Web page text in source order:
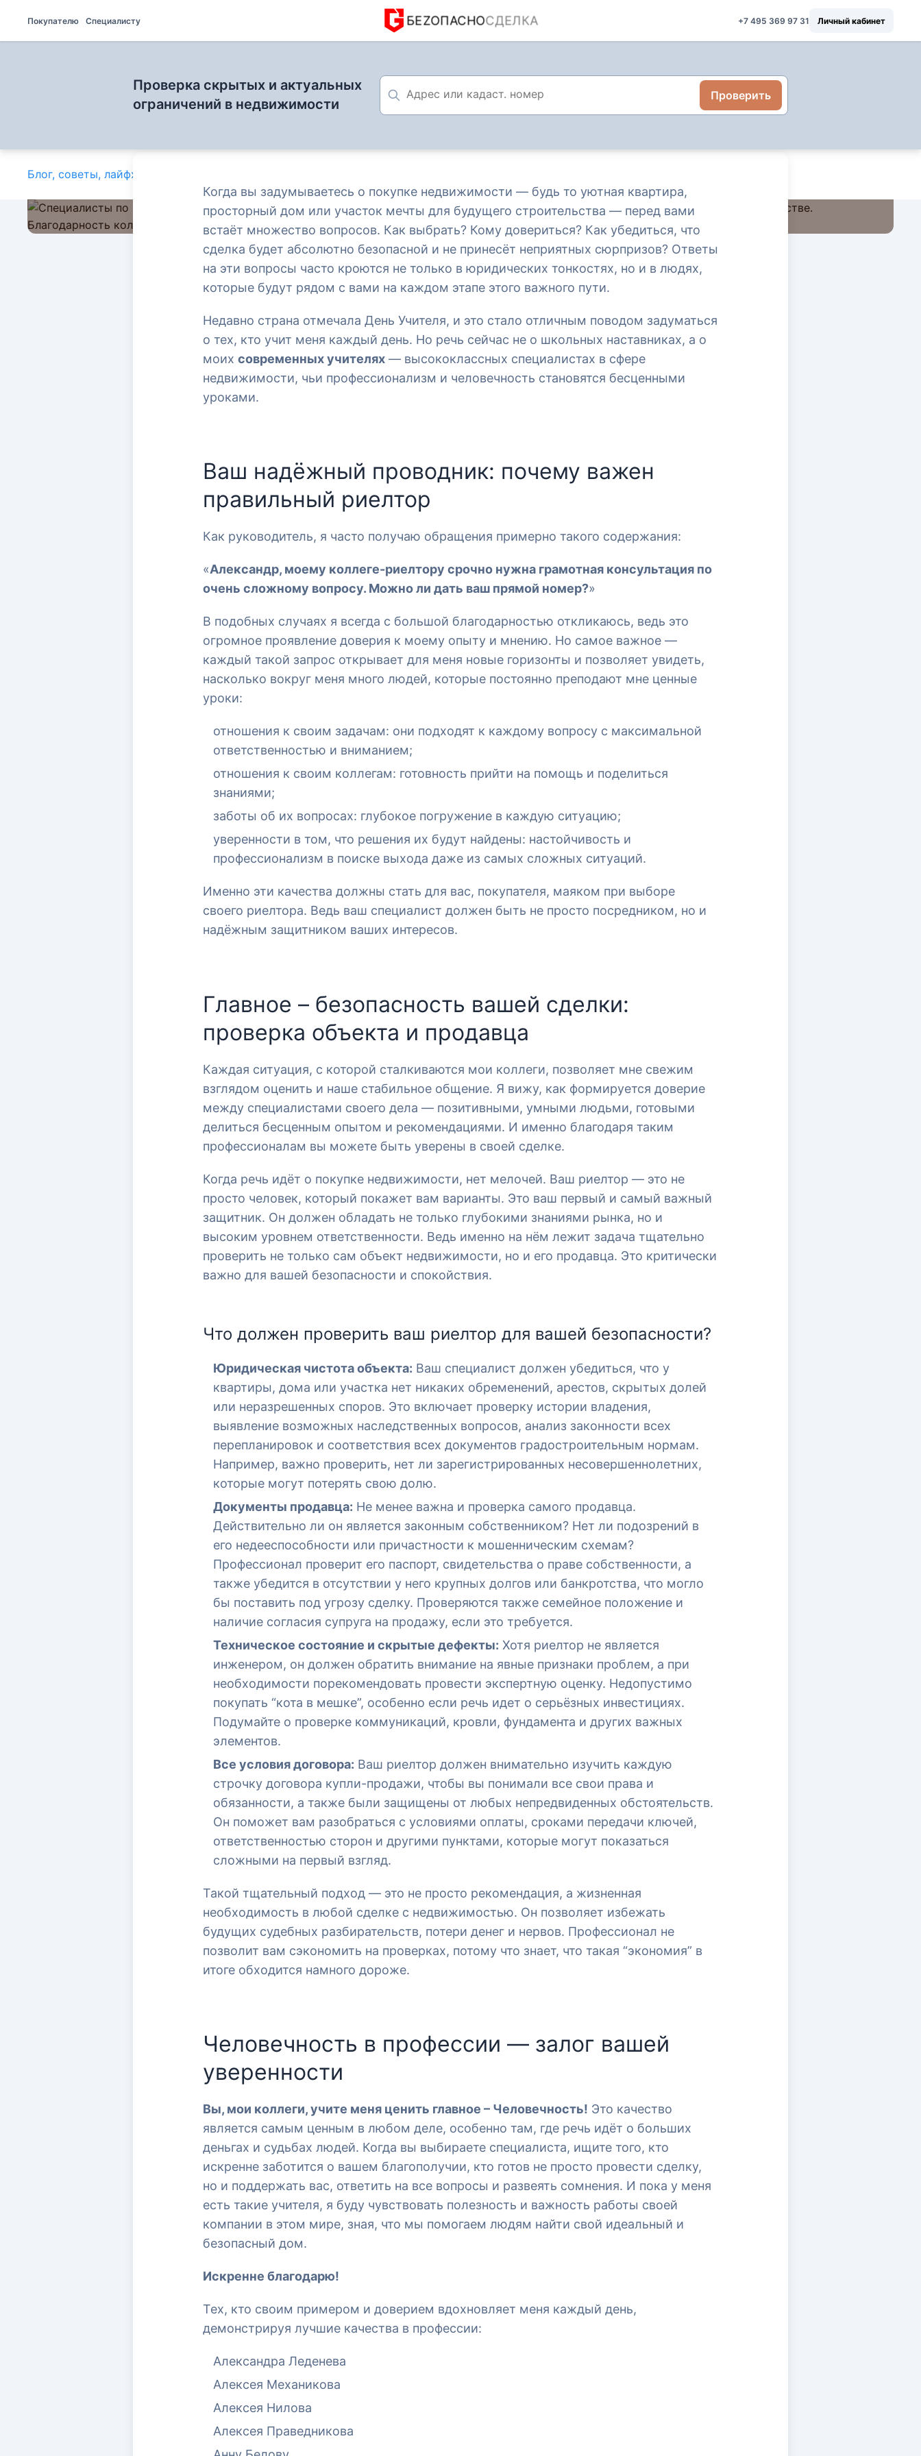
Покупателю Специалисту БЕZОПАСНОСДЕЛКА +7 495 369 97 31 Личный кабинет
Проверка скрытых и актуальных
ограничений в недвижимости
Проверить
Блог, советы, лайфхаки и полезные статьи
5 октября 2025
Ваш надёжный путь к дому: как выбрать риелтора, который
защитит каждую сделку
#проверка недвижимости #проверка собственника#юридические аспекты
Когда вы задумываетесь о покупке недвижимости — будь то уютная квартира,
просторный дом или участок мечты для будущего строительства — перед вами
встаёт множество вопросов. Как выбрать? Кому довериться? Как убедиться, что
сделка будет абсолютно безопасной и не принесёт неприятных сюрпризов? Ответы
на эти вопросы часто кроются не только в юридических тонкостях, но и в людях,
которые будут рядом с вами на каждом этапе этого важного пути.
Недавно страна отмечала День Учителя, и это стало отличным поводом задуматься
о тех, кто учит меня каждый день. Но речь сейчас не о школьных наставниках, а о
моих современных учителях — высококлассных специалистах в сфере
недвижимости, чьи профессионализм и человечность становятся бесценными
уроками.
Ваш надёжный проводник: почему важен
правильный риелтор
Как руководитель, я часто получаю обращения примерно такого содержания:
«Александр, моему коллеге-риелтору срочно нужна грамотная консультация по
очень сложному вопросу. Можно ли дать ваш прямой номер?»
В подобных случаях я всегда с большой благодарностью откликаюсь, ведь это
огромное проявление доверия к моему опыту и мнению. Но самое важное —
каждый такой запрос открывает для меня новые горизонты и позволяет увидеть,
насколько вокруг меня много людей, которые постоянно преподают мне ценные
уроки:
отношения к своим задачам: они подходят к каждому вопросу с максимальной
ответственностью и вниманием;
отношения к своим коллегам: готовность прийти на помощь и поделиться
знаниями;
заботы об их вопросах: глубокое погружение в каждую ситуацию;
уверенности в том, что решения их будут найдены: настойчивость и
профессионализм в поиске выхода даже из самых сложных ситуаций.
Именно эти качества должны стать для вас, покупателя, маяком при выборе
своего риелтора. Ведь ваш специалист должен быть не просто посредником, но и
надёжным защитником ваших интересов.
Главное – безопасность вашей сделки:
проверка объекта и продавца
Каждая ситуация, с которой сталкиваются мои коллеги, позволяет мне свежим
взглядом оценить и наше стабильное общение. Я вижу, как формируется доверие
между специалистами своего дела — позитивными, умными людьми, готовыми
делиться бесценным опытом и рекомендациями. И именно благодаря таким
профессионалам вы можете быть уверены в своей сделке.
Когда речь идёт о покупке недвижимости, нет мелочей. Ваш риелтор — это не
просто человек, который покажет вам варианты. Это ваш первый и самый важный
защитник. Он должен обладать не только глубокими знаниями рынка, но и
высоким уровнем ответственности. Ведь именно на нём лежит задача тщательно
проверить не только сам объект недвижимости, но и его продавца. Это критически
важно для вашей безопасности и спокойствия.
Что должен проверить ваш риелтор для вашей безопасности?
Юридическая чистота объекта: Ваш специалист должен убедиться, что у
квартиры, дома или участка нет никаких обременений, арестов, скрытых долей
или неразрешенных споров. Это включает проверку истории владения,
выявление возможных наследственных вопросов, анализ законности всех
перепланировок и соответствия всех документов градостроительным нормам.
Например, важно проверить, нет ли зарегистрированных несовершеннолетних,
которые могут потерять свою долю.
Документы продавца: Не менее важна и проверка самого продавца.
Действительно ли он является законным собственником? Нет ли подозрений в
его недееспособности или причастности к мошенническим схемам?
Профессионал проверит его паспорт, свидетельства о праве собственности, а
также убедится в отсутствии у него крупных долгов или банкротства, что могло
бы поставить под угрозу сделку. Проверяются также семейное положение и
наличие согласия супруга на продажу, если это требуется.
Техническое состояние и скрытые дефекты: Хотя риелтор не является
инженером, он должен обратить внимание на явные признаки проблем, а при
необходимости порекомендовать провести экспертную оценку. Недопустимо
покупать “кота в мешке”, особенно если речь идет о серьёзных инвестициях.
Подумайте о проверке коммуникаций, кровли, фундамента и других важных
элементов.
Все условия договора: Ваш риелтор должен внимательно изучить каждую
строчку договора купли-продажи, чтобы вы понимали все свои права и
обязанности, а также были защищены от любых непредвиденных обстоятельств.
Он поможет вам разобраться с условиями оплаты, сроками передачи ключей,
ответственностью сторон и другими пунктами, которые могут показаться
сложными на первый взгляд.
Такой тщательный подход — это не просто рекомендация, а жизненная
необходимость в любой сделке с недвижимостью. Он позволяет избежать
будущих судебных разбирательств, потери денег и нервов. Профессионал не
позволит вам сэкономить на проверках, потому что знает, что такая “экономия” в
итоге обходится намного дороже.
Человечность в профессии — залог вашей
уверенности
Вы, мои коллеги, учите меня ценить главное – Человечность! Это качество
является самым ценным в любом деле, особенно там, где речь идёт о больших
деньгах и судьбах людей. Когда вы выбираете специалиста, ищите того, кто
искренне заботится о вашем благополучии, кто готов не просто провести сделку,
но и поддержать вас, ответить на все вопросы и развеять сомнения. И пока у меня
есть такие учителя, я буду чувствовать полезность и важность работы своей
компании в этом мире, зная, что мы помогаем людям найти свой идеальный и
безопасный дом.
Искренне благодарю!
Тех, кто своим примером и доверием вдохновляет меня каждый день,
демонстрируя лучшие качества в профессии:
Александра Леденева
Алексея Механикова
Алексея Нилова
Алексея Праведникова